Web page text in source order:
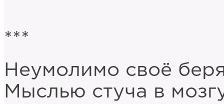
***
Неумолимо своё
Мыслью стуча в